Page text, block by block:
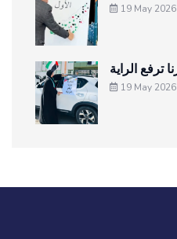
19 May 2026
19 May 2026